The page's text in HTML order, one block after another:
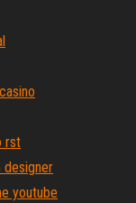
rst
designer
youtube